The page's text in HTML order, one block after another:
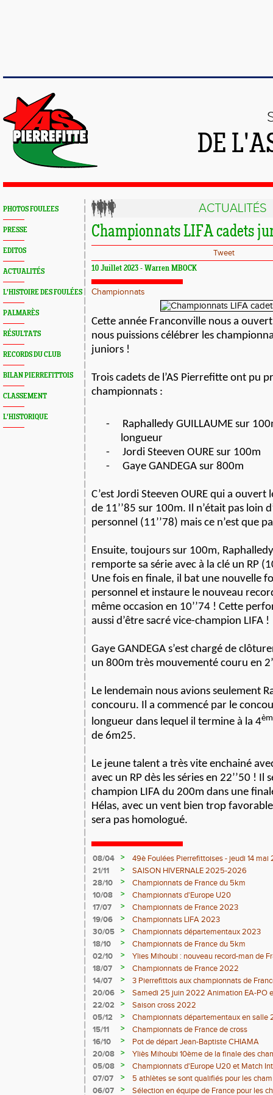
DE
PHOTOS FOULEES
PRESSE
EDITOS
ACTUALITÉS
L'HISTOIRE DES FOULÉES
PALMARÈS
RÉSULTATS
RECORDS DU CLUB
BILAN PIERREFITTOIS
CLASSEMENT
L'HISTORIQUE
ACTUALITÉS
Championnats LIFA cadets
Tweet
10 Juillet 2023 - Warren MBOCK
Championnats
Cette année Franconville nous a
nous puissions célébrer les
juniors !
Trois cadets de l’AS Pierrefitte ont pu
championnats :
-
Raphalledy GUILLAUME sur
longueur
-
Jordi Steeven OURE sur 100m
-
Gaye GANDEGA sur 800m
C’est Jordi Steeven OURE qui a
de 11’’85 sur 100m. Il n’était pas loin
personnel (11’’78) mais ce n’est que
Ensuite, toujours sur 100m,
remporte sa série avec à la clé un RP
Une fois en finale, il bat une nouvelle
personnel et instaure le nouveau
même occasion en 10’’74 ! Cette
aussi d’être sacré vice-champion LIFA !
Gaye GANDEGA s’est chargé de
un 800m très mouvementé couru en
Le lendemain nous avions seulement
concouru. Il a commencé par le
longueur dans lequel il termine à la 4
de 6m25.
Le jeune talent a très vite enchainé
avec un RP dès les séries en 22’’50 ! Il
champion LIFA du 200m dans une
Hélas, avec un vent bien trop
sera pas homologué.
08/04 >
49è Foulées Pierrefittoises - jeudi 14
21/11
>
SAISON HIVERNALE 2025-2026
28/10
>
Championnats de France du 5km
10/08
>
Championnats d'Europe U20
17/07
>
Championnats de France 2023
19/06
>
Championnats LIFA 2023
30/05
>
Championnats départementaux 2023
18/10
>
Championnats de France du 5km
02/10
>
Ylies Mihoubi : nouveau record-man de
18/07
>
Championnats de France 2022
14/07
>
3 Pierrefittois aux championnats de
20/06
>
Samedi 25 juin 2022 Animation EA-PO
22/02
>
Saison cross 2022
05/12
>
Championnats départementaux en salle
15/11
>
Championnats de France de cross
16/10
>
Pot de départ Jean-Baptiste CHIAMA
20/08
>
Yliès Mihoubi 10ème de la finale des
05/08
>
Championnats d'Europe U20 et Match
07/07
>
5 athlètes se sont qualifiés pour les
Juniors à Evry-Bondoufle du 9 Juillet au
06/07 > Sélection en équipe de France pour les